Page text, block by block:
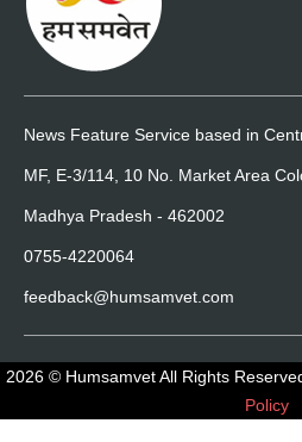
News Feature Service based in
MF, E-3/114, 10 No. Market Area
Madhya Pradesh - 462002
0755-4220064
feedback@humsamvet.com
2026 © Humsamvet All Rights
Policy